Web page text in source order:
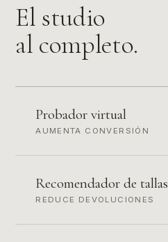
El studio
al completo.
Probador virtual
AUMENTA CONVERSIÓN
Recomendador de tallas
REDUCE DEVOLUCIONES